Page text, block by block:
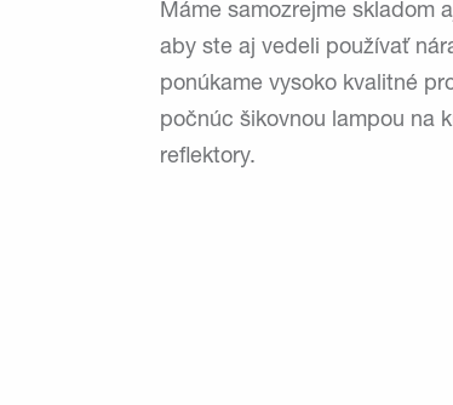
Máme samozrejme skladom
aby ste aj vedeli používať
ponúkame vysoko kvalitné
počnúc šikovnou lampou na
reflektory.